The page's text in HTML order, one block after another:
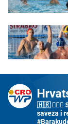
🇭🇷 🤽🏼‍♂️
saveza i